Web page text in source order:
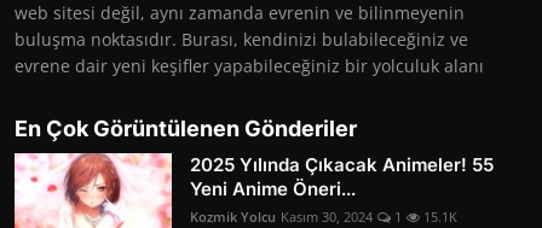
web sitesi değil, aynı zamanda evrenin ve bilinmeyenin
buluşma noktasıdır. Burası, kendinizi bulabileceğiniz ve
evrene dair yeni keşifler yapabileceğiniz bir yolculuk alanı
En Çok Görüntülenen Gönderiler
2025 Yılında Çıkacak Animeler! 55
Yeni Anime Öneri...
Kozmik Yolcu Kasım 30, 2024 1 15.1K